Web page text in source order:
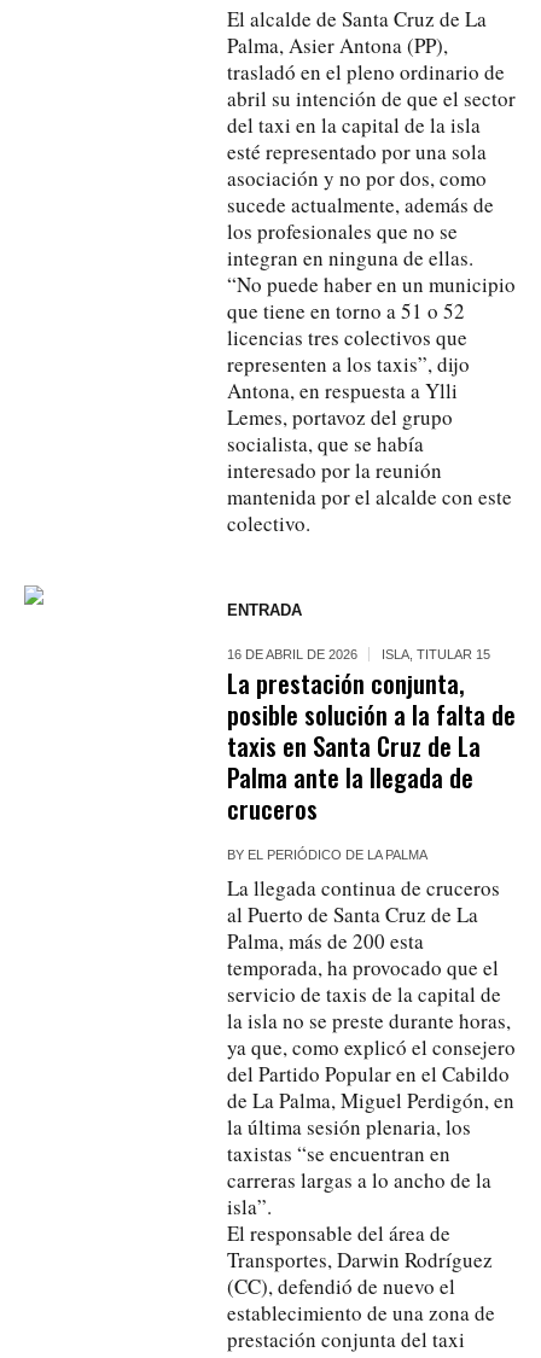
El alcalde de Santa Cruz de La
Palma, Asier Antona (PP),
trasladó en el pleno ordinario de
abril su intención de que el sector
del taxi en la capital de la isla
esté representado por una sola
asociación y no por dos, como
sucede actualmente, además de
los profesionales que no se
integran en ninguna de ellas.
“No puede haber en un municipio
que tiene en torno a 51 o 52
licencias tres colectivos que
representen a los taxis”, dijo
Antona, en respuesta a Ylli
Lemes, portavoz del grupo
socialista, que se había
interesado por la reunión
mantenida por el alcalde con este
colectivo.
ENTRADA
16 DE ABRIL DE 2026 ISLA ,TITULAR 15
La prestación conjunta,
posible solución a la falta de
taxis en Santa Cruz de La
Palma ante la llegada de
cruceros
BY EL PERIÓDICO DE LA PALMA
La llegada continua de cruceros
al Puerto de Santa Cruz de La
Palma, más de 200 esta
temporada, ha provocado que el
servicio de taxis de la capital de
la isla no se preste durante horas,
ya que, como explicó el consejero
del Partido Popular en el Cabildo
de La Palma, Miguel Perdigón, en
la última sesión plenaria, los
taxistas “se encuentran en
carreras largas a lo ancho de la
isla”.
El responsable del área de
Transportes, Darwin Rodríguez
(CC), defendió de nuevo el
establecimiento de una zona de
prestación conjunta del taxi